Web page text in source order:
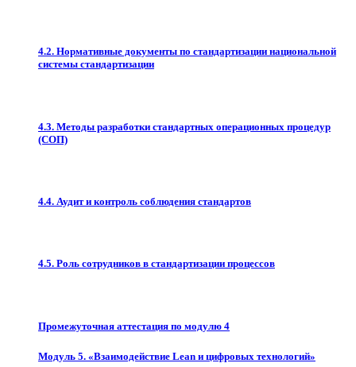
4.2. Нормативные документы по стандартизации национальной
системы стандартизации
4.3. Методы разработки стандартных операционных процедур
(СОП)
4.4. Аудит и контроль соблюдения стандартов
4.5. Роль сотрудников в стандартизации процессов
Промежуточная аттестация по модулю 4
Модуль 5. «Взаимодействие Lean и цифровых технологий»